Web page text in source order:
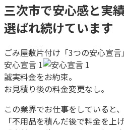
三次市で安心感と実
選ばれ続けています
ごみ屋敷片付け「3つの安心宣言」
安心宣言 1
誠実料金をお約束。
お見積り後の料金変更なし。
この業界でお仕事をしていると、
「不用品を積んだ後で料金を上